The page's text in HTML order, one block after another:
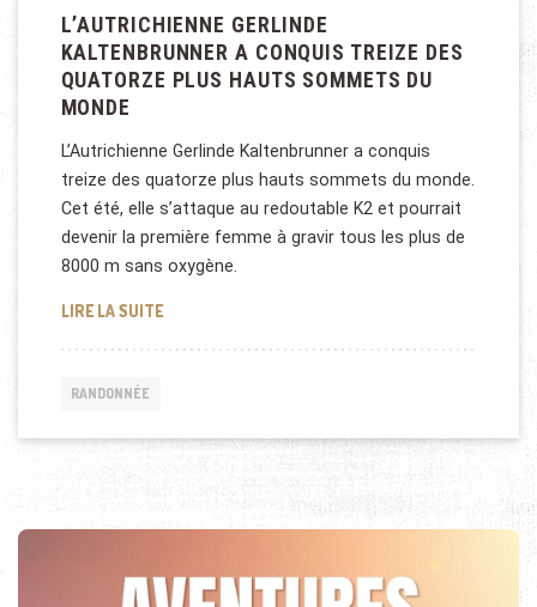
L’AUTRICHIENNE GERLINDE
KALTENBRUNNER A CONQUIS TREIZE DES
QUATORZE PLUS HAUTS SOMMETS DU
MONDE
L’Autrichienne Gerlinde Kaltenbrunner a conquis
treize des quatorze plus hauts sommets du monde.
Cet été, elle s’attaque au redoutable K2 et pourrait
devenir la première femme à gravir tous les plus de
8000 m sans oxygène.
LIRE LA SUITEL’AUTRICHIENNE GERLINDE KALTENBRUNNER A
RANDONNÉE